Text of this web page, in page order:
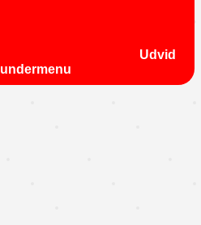
Udvid
undermenu